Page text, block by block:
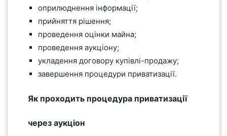
оприлюднення інформації;
прийняття рішення;
проведення оцінки майна;
проведення аукціону;
укладення договору купівлі-продажу;
завершення процедури приватизації.
Як проходить процедура приватизації
через аукціон